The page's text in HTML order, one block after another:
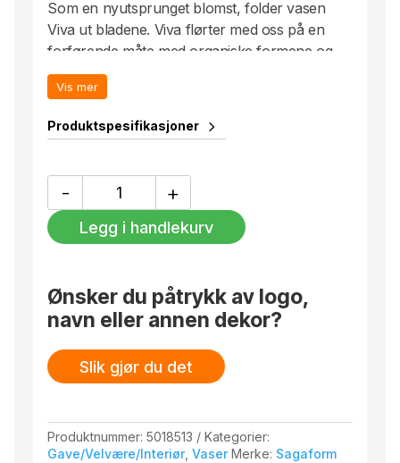
Som en nyutsprunget blomst, folder vasen
Viva ut bladene. Viva flørter med oss ​​på en
forførende måte med organiske formene og
diskret pondus. Viva vase skiller seg ut som en
statuett både med og uten grønne blader og
bord og skaper umiddelbart en koselig
åpenbar plass i ethvert hjem. Alle vasene er
håndlagde og unike. Leveres i klassisk
gaveeske. Designstudio Sagaform.
Vis mer
Produktspesifikasjoner
-
Vase,
Stor
antall
+
Legg i handlekurv
Ønsker du påtrykk av logo,
navn eller annen dekor?
Slik gjør du det
Produktnummer:5018513
Kategorier:
Gave/Velvære/Interiør,Vaser Merke: Sagaform